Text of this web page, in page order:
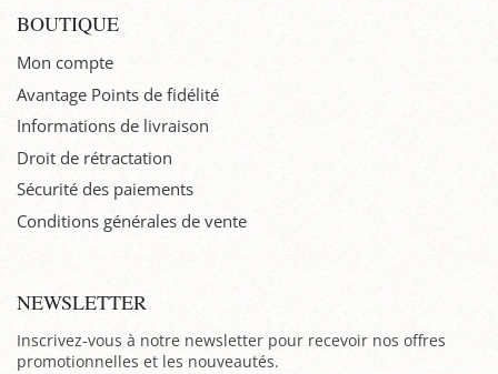
BOUTIQUE
Mon compte
Avantage Points de fidélité
Informations de livraison
Droit de rétractation
Sécurité des paiements
Conditions générales de vente
NEWSLETTER
Inscrivez-vous à notre newsletter pour recevoir nos offres
promotionnelles et les nouveautés.